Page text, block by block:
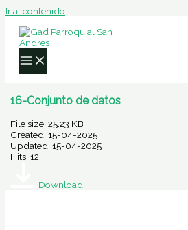
Ir al contenido
16-Conjunto de datos
File size: 25.23 KB
Created: 15-04-2025
Updated: 15-04-2025
Hits: 12
Download